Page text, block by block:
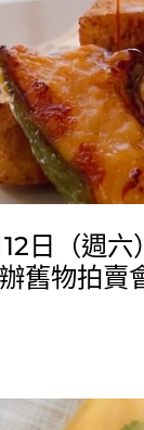
日（週六
舊物拍賣